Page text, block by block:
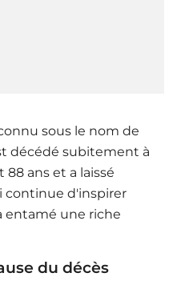
sous le nom de
décédé subitement à
88 ans et a laissé
continue d'inspirer
entamé une riche
du décès